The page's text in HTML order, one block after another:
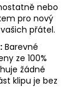
nebo
pro nový
přátel.
Barevné
ze 100%
žádné
klipu je bez